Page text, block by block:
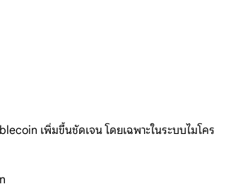
เพิ่มขึ้นชัดเจน โดยเฉพาะในระบบไมโคร